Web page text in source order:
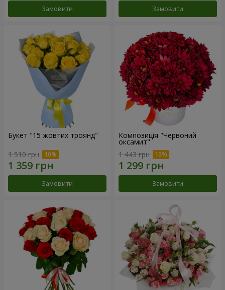
Замовити Замовити
Букет "15 жовтих троянд"
1 510 грн
Замовити
Композиція "Червоний
оксамит"
1 443 грн
Замовити